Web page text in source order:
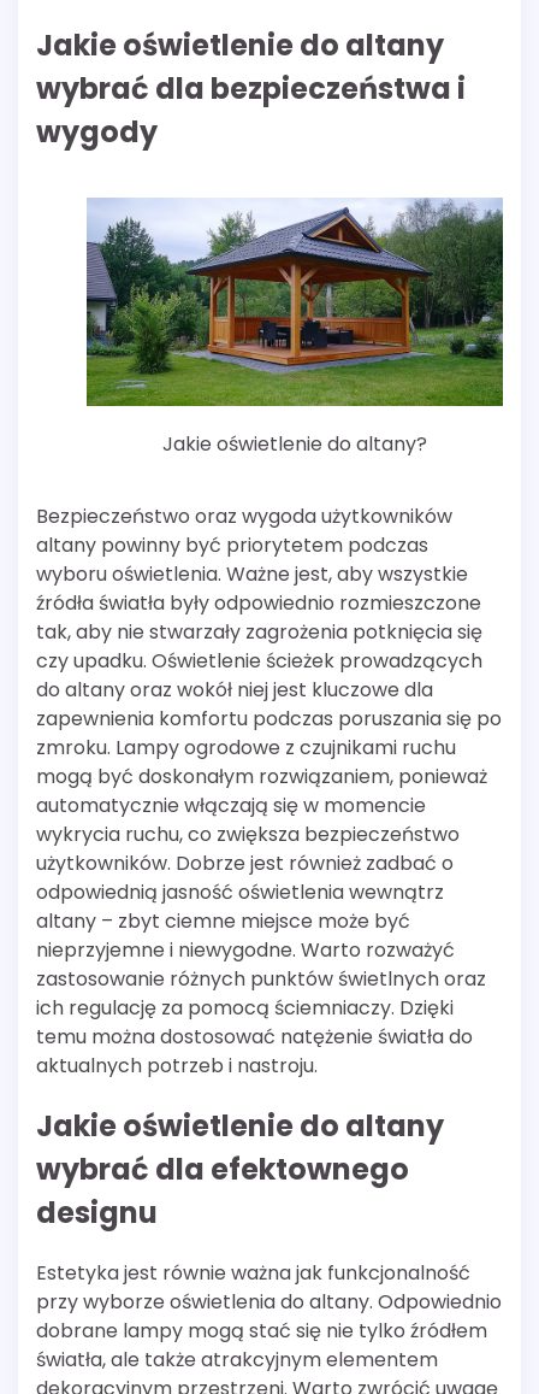
Jakie oświetlenie do altany
wybrać dla bezpieczeństwa i
wygody
Jakie oświetlenie do altany?
Bezpieczeństwo oraz wygoda użytkowników
altany powinny być priorytetem podczas
wyboru oświetlenia. Ważne jest, aby wszystkie
źródła światła były odpowiednio rozmieszczone
tak, aby nie stwarzały zagrożenia potknięcia się
czy upadku. Oświetlenie ścieżek prowadzących
do altany oraz wokół niej jest kluczowe dla
zapewnienia komfortu podczas poruszania się po
zmroku. Lampy ogrodowe z czujnikami ruchu
mogą być doskonałym rozwiązaniem, ponieważ
automatycznie włączają się w momencie
wykrycia ruchu, co zwiększa bezpieczeństwo
użytkowników. Dobrze jest również zadbać o
odpowiednią jasność oświetlenia wewnątrz
altany – zbyt ciemne miejsce może być
nieprzyjemne i niewygodne. Warto rozważyć
zastosowanie różnych punktów świetlnych oraz
ich regulację za pomocą ściemniaczy. Dzięki
temu można dostosować natężenie światła do
aktualnych potrzeb i nastroju.
Jakie oświetlenie do altany
wybrać dla efektownego
designu
Estetyka jest równie ważna jak funkcjonalność
przy wyborze oświetlenia do altany. Odpowiednio
dobrane lampy mogą stać się nie tylko źródłem
światła, ale także atrakcyjnym elementem